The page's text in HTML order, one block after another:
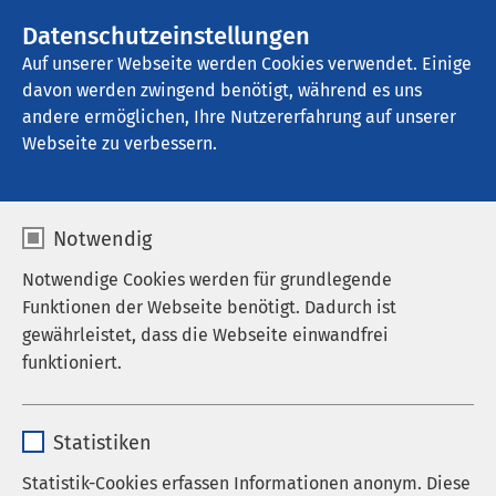
Datenschutzeinstellungen
Auf unserer Webseite werden Cookies verwendet. Einige
davon werden zwingend benötigt, während es uns
andere ermöglichen, Ihre Nutzererfahrung auf unserer
Webseite zu verbessern.
Notwendig
Notwendige Cookies werden für grundlegende
Funktionen der Webseite benötigt. Dadurch ist
gewährleistet, dass die Webseite einwandfrei
funktioniert.
Anbieter sgalinski
Statistiken
Statistik-Cookies erfassen Informationen anonym. Diese
AMEOS Pflege Möllni Test